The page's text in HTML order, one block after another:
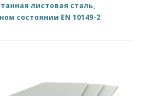
листовая сталь,
состоянии EN 10149-2